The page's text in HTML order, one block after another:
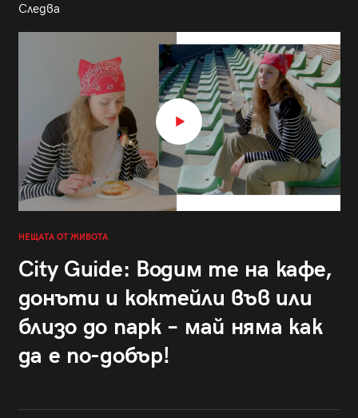
Следва
НЕЩАТА ОТ ЖИВОТА
City Guide: Водим те на кафе,
донъти и коктейли във или
близо до парк – май няма как
да е по-добър!